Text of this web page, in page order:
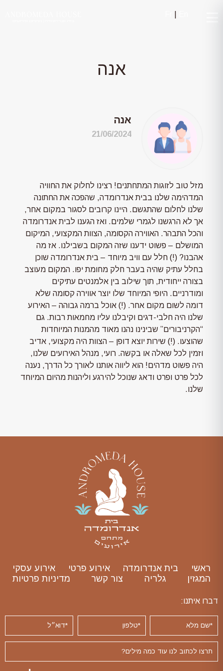
אנה
אנה
21/06/2024
מזל טוב לזוגות המתחתנים! רצינו לחלוק את החוויה
המדהימה שלנו בבית אנדרומדה, שהפכה את החתונה
שלנו לחלום שהתגשם. היינו קרובים לסגור במקום אחר,
אך לא הרגשנו לגמרי שלמים. ואז הגענו לבית אנדרומדה
והכל התבהר. האווירה הקסומה, הצוות המקצועי, המיקום
המושלם – פשוט ידענו שזה המקום בשבילנו. אז מה
אהבנו? (!) חלל עם וויב מיוחד – בית אנדרומדה שוכן
בחלל עתיק שהיה בעבר חלק מחומת יפו. המקום מעוצב
בצורה ייחודית, תוך שילוב בין אלמנטים עתיקים
ומודרניים. היופי המיוחד שלו יוצר אווירה קסומה שלא
דומה לשום מקום אחר. (!) אוכל ברמה גבוהה – האירוע
שלנו היה חלבי-דגים וקיבלנו עליו מחמאות רבות. גם
“הקרניבורים” שבינינו נהנו מאוד מהמנות המיוחדות
שהוצעו. (!) שירות יוצא דופן – הצוות היה מקצועי, אדיב
וזמין לכל שאלה או בקשה. רועי, מנהל האירועים שלנו,
היה פשוט מדהים! הוא ליווה אותנו לאורך כל הדרך, נענה
לכל פרט ופרט ודאג שנוכל להירגע וליהנות מהיום המיוחד
שלנו.
ראשי בית אנדרומדה אירוע פרטי
אירוע עסקי
המגזין
גלריה צור קשר מדיניות פרטיות
דברו איתנו: